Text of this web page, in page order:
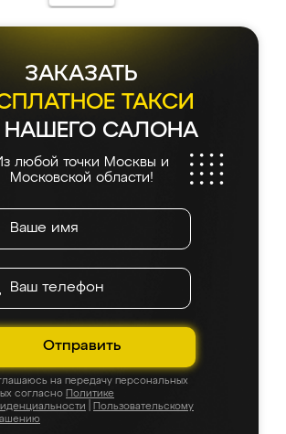
ЗАКАЗАТЬ
ТАКСИ
САЛОНА
любой точки Москвы и
Московской области!
Отправить
на передачу персональных
согласно Политике
Пользовательскому